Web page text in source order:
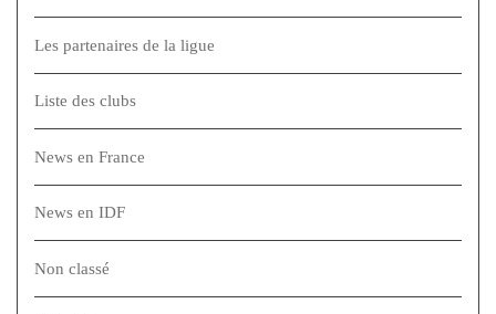
Les partenaires de la ligue
Liste des clubs
News en France
News en IDF
Non classé